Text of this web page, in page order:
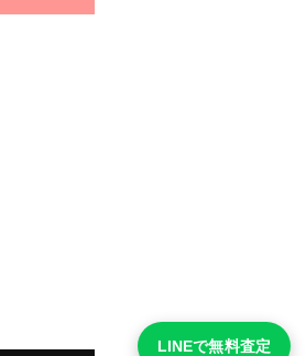
LINEで無料査定